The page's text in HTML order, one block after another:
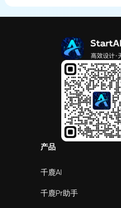
产品
千鹿AI
千鹿Pr助手